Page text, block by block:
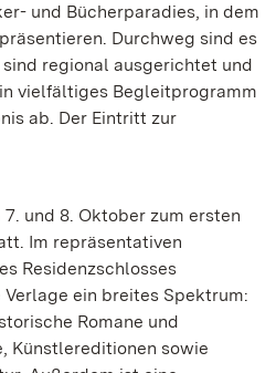
und Bücherparadies, in dem
Durchweg sind es
regional ausgerichtet und
vielfältiges Begleitprogramm
ab. Der Eintritt zur
und 8. Oktober zum ersten
Im repräsentativen
Residenzschlosses
ein breites Spektrum:
Romane und
Künstlereditionen sowie